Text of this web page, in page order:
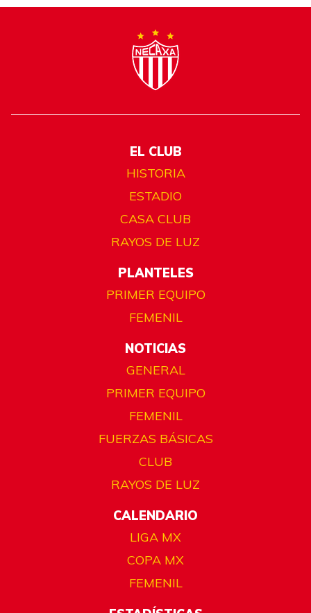
EL CLUB
HISTORIA
ESTADIO
CASA CLUB
RAYOS DE LUZ
PLANTELES
PRIMER EQUIPO
FEMENIL
NOTICIAS
GENERAL
PRIMER EQUIPO
FEMENIL
FUERZAS BÁSICAS
CLUB
RAYOS DE LUZ
CALENDARIO
LIGA MX
COPA MX
FEMENIL